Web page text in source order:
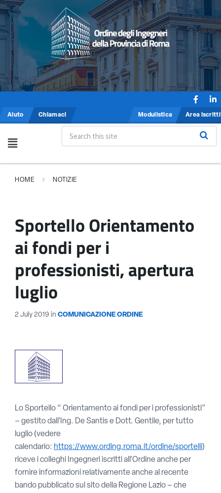
Aiuto Chiamaci Modulistica Area iscritti
HOME NOTIZIE
Sportello Orientamento
ai fondi per i
professionisti, apertura
luglio
2 July 2019 in COMUNICAZIONE ORDINE
Lo Sportello “ Orientamento ai fondi per i professionisti”
– gestito dall’Ing. De Santis e Dott. Gentile, per tutto
luglio (vedere
calendario: https://www.ording.roma.it/ordine/sportelli)
riceve i colleghi Ingegneri iscritti all’Ordine anche per
fornire informazioni relativamente anche al recente
bando pubblicato sul sito della Regione Lazio – che